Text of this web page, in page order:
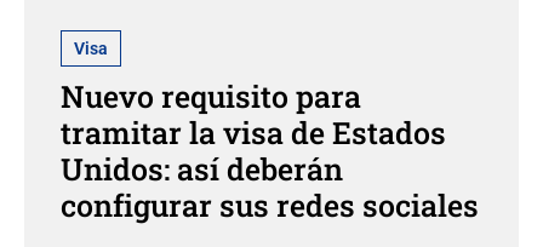
Visa
Nuevo requisito para
tramitar la visa de Estados
Unidos: así deberán
configurar sus redes sociales